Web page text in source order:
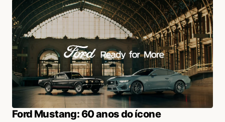
Ford Mustang: 60 anos do ícone